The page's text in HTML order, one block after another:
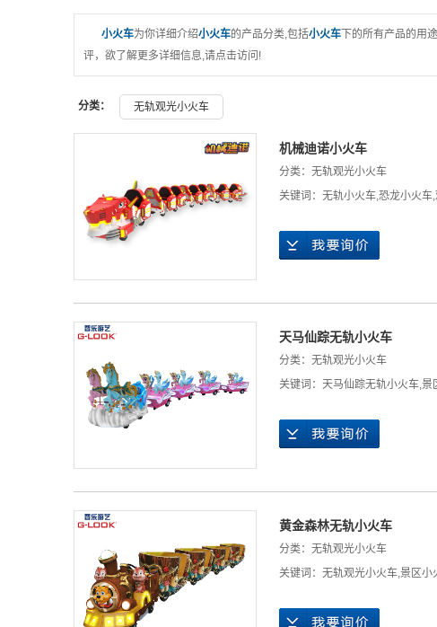
小火车为你详细介绍小火车的产品分类,包括小火车 下的所有产品的用
评，欲了解更多详细信息,请点击访问!
分类： 无轨观光小火车
机械迪诺小火车
分类： 无轨观光小火车
关键词： 无轨小火车,恐龙小火车,
天马仙踪无轨小火车
分类： 无轨观光小火车
关键词： 天马仙踪无轨小火车,景
黄金森林无轨小火车
分类： 无轨观光小火车
关键词： 无轨观光小火车,景区小